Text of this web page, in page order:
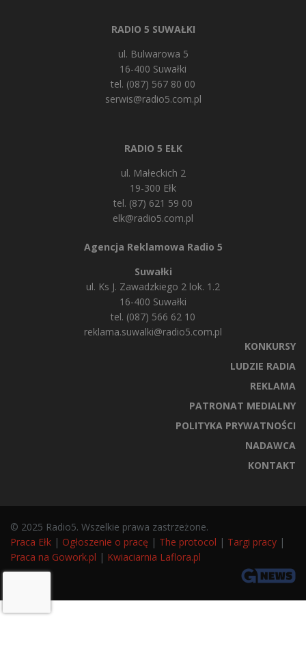
RADIO 5 SUWAŁKI
ul. Bulwarowa 5
16-400 Suwałki
tel. (087) 567 80 00
serwis@radio5.com.pl
RADIO 5 EŁK
ul. Małeckich 2
19-300 Ełk
tel. (87) 621 59 00
elk@radio5.com.pl
Agencja Reklamowa Radio 5
Suwałki
ul. Ks J. Zawadzkiego 2 lok. 1.2
16-400 Suwałki
tel. (087) 566 62 10
reklama.suwalki@radio5.com.pl
KONKURSY
LUDZIE RADIA
REKLAMA
PATRONAT MEDIALNY
POLITYKA PRYWATNOŚCI
NADAWCA
KONTAKT
© 2025 Radio5. Wszelkie prawa zastrzeżone.
Praca Ełk | Ogłoszenie o pracę | The protocol | Targi pracy |
Praca na Gowork.pl | Kwiaciarnia Laflora.pl